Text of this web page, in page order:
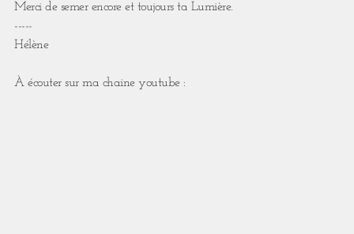
Merci de semer encore et toujours ta Lumière.
-----
Hélène
À écouter sur ma chaine youtube :